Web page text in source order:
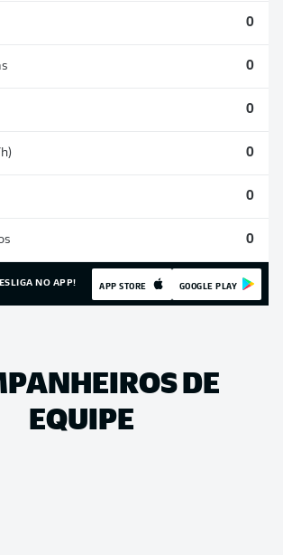
0
0
0
0
0
0
NO APP! APP STORE GOOGLE PLAY
DE
EQUIPE